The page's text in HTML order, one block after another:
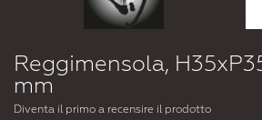
Reggimensola,
mm
Diventa il primo a recensire il prodotto